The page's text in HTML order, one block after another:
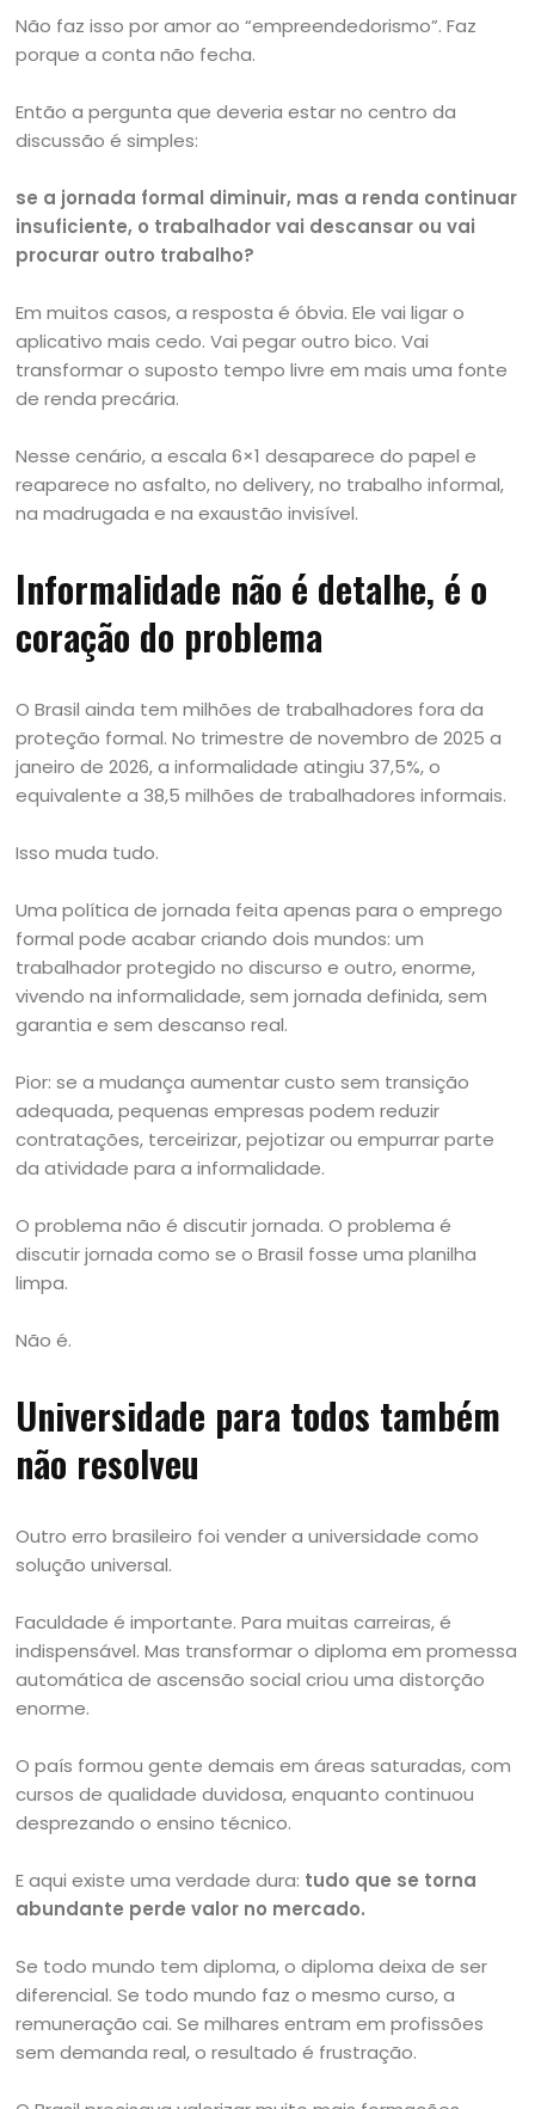
Não faz isso por amor ao “empreendedorismo”. Faz
porque a conta não fecha.
Então a pergunta que deveria estar no centro da
discussão é simples:
se a jornada formal diminuir, mas a renda continuar
insuficiente, o trabalhador vai descansar ou vai
procurar outro trabalho?
Em muitos casos, a resposta é óbvia. Ele vai ligar o
aplicativo mais cedo. Vai pegar outro bico. Vai
transformar o suposto tempo livre em mais uma fonte
de renda precária.
Nesse cenário, a escala 6×1 desaparece do papel e
reaparece no asfalto, no delivery, no trabalho informal,
na madrugada e na exaustão invisível.
Informalidade não é detalhe, é o
coração do problema
O Brasil ainda tem milhões de trabalhadores fora da
proteção formal. No trimestre de novembro de 2025 a
janeiro de 2026, a informalidade atingiu 37,5%, o
equivalente a 38,5 milhões de trabalhadores informais.
Isso muda tudo.
Uma política de jornada feita apenas para o emprego
formal pode acabar criando dois mundos: um
trabalhador protegido no discurso e outro, enorme,
vivendo na informalidade, sem jornada definida, sem
garantia e sem descanso real.
Pior: se a mudança aumentar custo sem transição
adequada, pequenas empresas podem reduzir
contratações, terceirizar, pejotizar ou empurrar parte
da atividade para a informalidade.
O problema não é discutir jornada. O problema é
discutir jornada como se o Brasil fosse uma planilha
limpa.
Não é.
Universidade para todos também
não resolveu
Outro erro brasileiro foi vender a universidade como
solução universal.
Faculdade é importante. Para muitas carreiras, é
indispensável. Mas transformar o diploma em promessa
automática de ascensão social criou uma distorção
enorme.
O país formou gente demais em áreas saturadas, com
cursos de qualidade duvidosa, enquanto continuou
desprezando o ensino técnico.
E aqui existe uma verdade dura: tudo que se torna
abundante perde valor no mercado.
Se todo mundo tem diploma, o diploma deixa de ser
diferencial. Se todo mundo faz o mesmo curso, a
remuneração cai. Se milhares entram em profissões
sem demanda real, o resultado é frustração.